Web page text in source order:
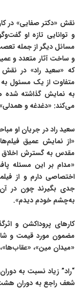
نقش «دکتر صفایی» در
و توانایی تازه او
مسائل دیگر از جمله
و ساخت آثار متعدد و
که «سعید راد» در
متفاوت از یک مسئول به
به نمایش گذاشته
می‌کند: «دغدغه و
سعید راد در جریان او
«از نمایش عمیق
مقدس به گسترش اخلاق
«مدام بر این مسئله
اختصاصی دارم و از
جدی بگیرند چون در آن
به‌چشم خودم دیدم».
کارهای پروداکشن و
مضمون مورد قیمت و
«میدان مین»،
“راد” زیاد نسبت به